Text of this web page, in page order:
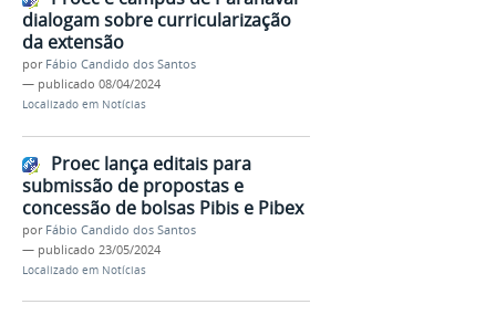
dialogam sobre curricularização
da extensão
por Fábio Candido dos Santos
— publicado 08/04/2024
Localizado em Notícias
Proec lança editais para
submissão de propostas e
concessão de bolsas Pibis e Pibex
por Fábio Candido dos Santos
— publicado 23/05/2024
Localizado em Notícias